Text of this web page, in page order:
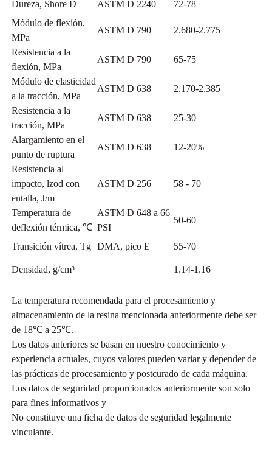
Dureza, Shore D ASTM D 2240
72-78
Módulo de flexión,
MPa
ASTM D 790 2.680-2.775
Resistencia a la
flexión, MPa
ASTM D 790 65-75
Módulo de elasticidad
a la tracción, MPa
ASTM D 638 2.170-2.385
Resistencia a la
tracción, MPa
ASTM D 638 25-30
Alargamiento en el
punto de ruptura
ASTM D 638 12-20%
Resistencia al
impacto, lzod con
entalla, J/m
ASTM D 256 58 - 70
Temperatura de
deflexión térmica, ℃
ASTM D 648 a 66
PSI
50-60
Transición vítrea, Tg DMA, pico E 55-70
Densidad, g/cm³ 1.14-1.16
La temperatura recomendada para el procesamiento y
almacenamiento de la resina mencionada anteriormente debe ser
de 18℃ a 25℃.
Los datos anteriores se basan en nuestro conocimiento y
experiencia actuales, cuyos valores pueden variar y depender de
las prácticas de procesamiento y postcurado de cada máquina.
Los datos de seguridad proporcionados anteriormente son solo
para fines informativos y
No constituye una ficha de datos de seguridad legalmente
vinculante.